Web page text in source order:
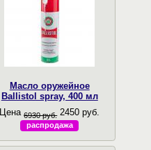
Масло оружейное
Ballistol spray, 400 мл
Цена6930 руб. 2450 руб.
распродажа